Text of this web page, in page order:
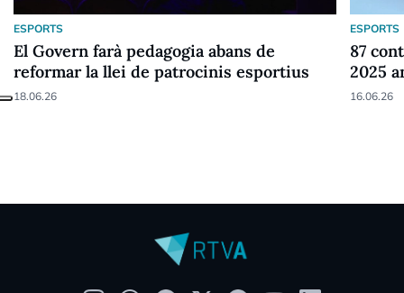
ESPORTS
El Govern farà pedagogia abans de
reformar la llei de patrocinis esportius
18.06.26
ESPORTS
87
2025
16.06.26